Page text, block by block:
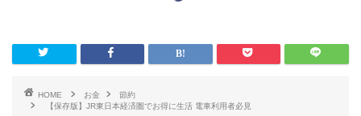
HOME お金
節約
【保存版】JR東日本経済圏でお得に生活 電車利用者必見